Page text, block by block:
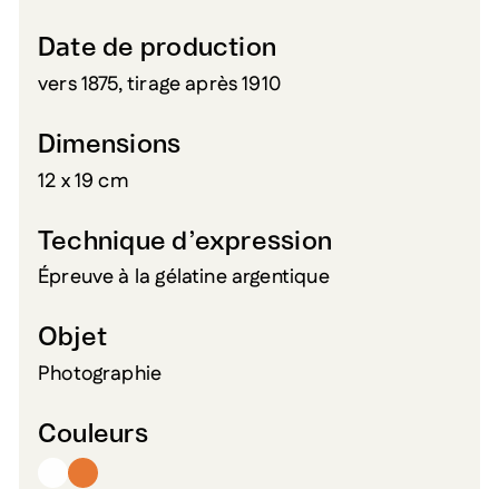
Date de production
vers 1875, tirage après 1910
Dimensions
12 x 19 cm
Technique d’expression
Épreuve à la gélatine argentique
Objet
Photographie
Couleurs